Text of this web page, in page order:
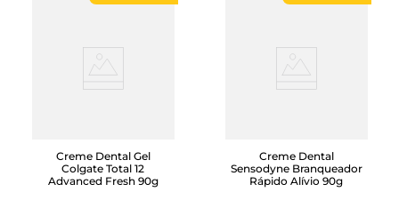
Creme Dental Gel
Colgate Total 12
Advanced Fresh 90g
Creme Dental
Sensodyne Branqueador
Rápido Alívio 90g